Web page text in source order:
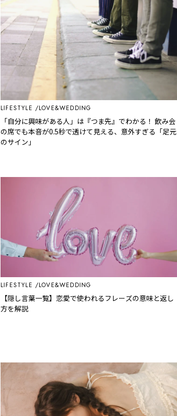
LIFESTYLE LOVE&WEDDING
「自分に興味がある人」は『つま先』でわかる！ 飲み会
の席でも本音が0.5秒で透けて見える、意外すぎる「足元
のサイン」
LIFESTYLE LOVE&WEDDING
【隠し言葉一覧】恋愛で使われるフレーズの意味と返し
方を解説